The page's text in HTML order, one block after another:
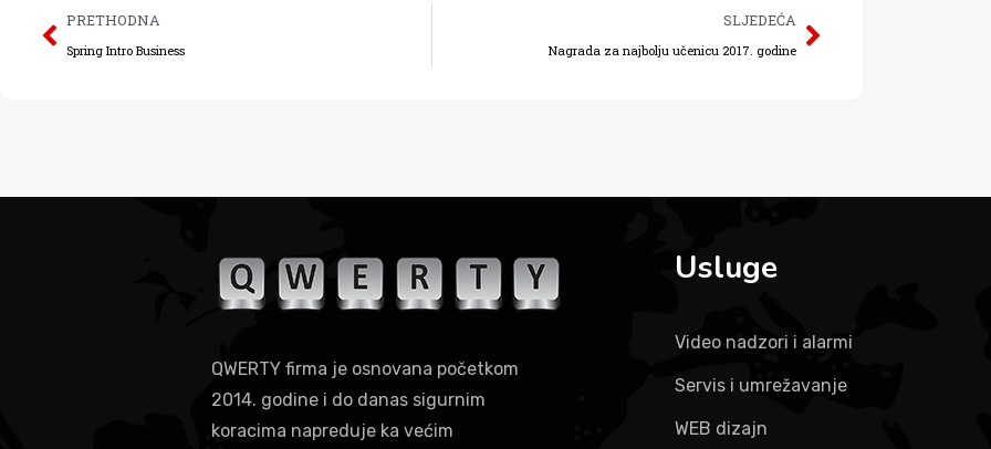
PRETHODNA
Spring Intro Business
SLJEDEĆA
Nagrada za najbolju učenicu 2017. godine
QWERTY firma je osnovana početkom
2014. godine i do danas sigurnim
koracima napreduje ka većim
Usluge
Video nadzori i alarmi
Servis i umrežavanje
WEB dizajn